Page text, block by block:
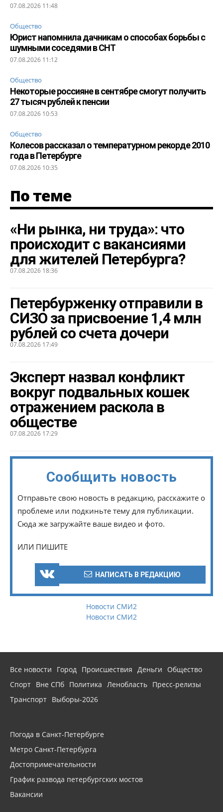
07.08.2026 11:48
Общество
Юрист напомнила дачникам о способах борьбы с
шумными соседями в СНТ
07.08.2026 11:12
Общество
Некоторые россияне в сентябре смогут получить
27 тысяч рублей к пенсии
07.08.2026 10:53
Общество
Колесов рассказал о температурном рекорде 2010
года в Петербурге
07.08.2026 10:35
По теме
«Ни рынка, ни труда»: что
происходит с вакансиями
для жителей Петербурга?
07.08.2026 18:36
Петербурженку отправили в
СИЗО за присвоение 1,4 млн
рублей со счета дочери
07.08.2026 17:49
Эксперт назвал конфликт
вокруг подвальных кошек
отражением раскола в
обществе
07.08.2026 17:29
Сообщить новость
Отправьте свою новость в редакцию, расскажите о
проблеме или подкиньте тему для публикации.
Сюда же загружайте ваше видео и фото.
ИЛИ ПИШИТЕ
НАПИСАТЬ В РЕДАКЦИЮ
Новости СМИ2
Новости СМИ2
Все новости Город Происшествия Деньги
Общество
Спорт Вне СПб Политика Ленобласть Пресс-релизы
Транспорт Выборы-2026
Погода в Санкт-Петербурге
Метро Санкт-Петербурга
Достопримечательности
График развода петербургских мостов
Вакансии